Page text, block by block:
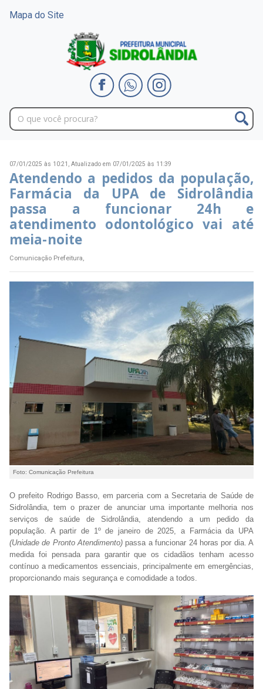
Mapa do Site
07/01/2025 às 10:21, Atualizado em 07/01/2025 às 11:39
Atendendo a pedidos da população,
Farmácia da UPA de Sidrolândia
passa a funcionar 24h e
atendimento odontológico vai até
meia-noite
Comunicação Prefeitura,
Foto: Comunicação Prefeitura
O prefeito Rodrigo Basso, em parceria com a Secretaria de Saúde de
Sidrolândia, tem o prazer de anunciar uma importante melhoria nos
serviços de saúde de Sidrolândia, atendendo a um pedido da
população. A partir de 1º de janeiro de 2025, a Farmácia da UPA
(Unidade de Pronto Atendimento) passa a funcionar 24 horas por dia. A
medida foi pensada para garantir que os cidadãos tenham acesso
contínuo a medicamentos essenciais, principalmente em emergências,
proporcionando mais segurança e comodidade a todos.